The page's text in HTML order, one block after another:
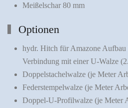
Meißelschar 80 mm
Optionen
hydr. Hitch für Amazone
Verbindung mit einer U-Walze
Doppelstachelwalze (je Meter
Federstempelwalze (je Meter
Doppel-U-Profilwalze (je Meter